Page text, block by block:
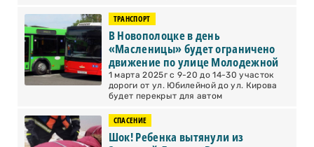
ТРАНСПОРТ
В Новополоцке в день
«Масленицы» будет ограничено
движение по улице Молодежной
1 марта 2025г с 9-20 до 14-30 участок
дороги от ул. Юбилейной до ул. Кирова
будет перекрыт для автом
СПАСЕНИЕ
Шок! Ребенка вытянули из